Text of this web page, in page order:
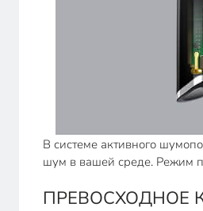
В системе активного
шум в вашей среде. Режим
ПРЕВОСХОДНОЕ